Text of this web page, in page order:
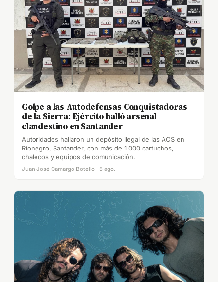
Golpe a las Autodefensas Conquistadoras
de la Sierra: Ejército halló arsenal
clandestino en Santander
Autoridades hallaron un depósito ilegal de las ACS en
Rionegro, Santander, con más de 1.000 cartuchos,
chalecos y equipos de comunicación.
Juan José Camargo Botello · 5 ago.